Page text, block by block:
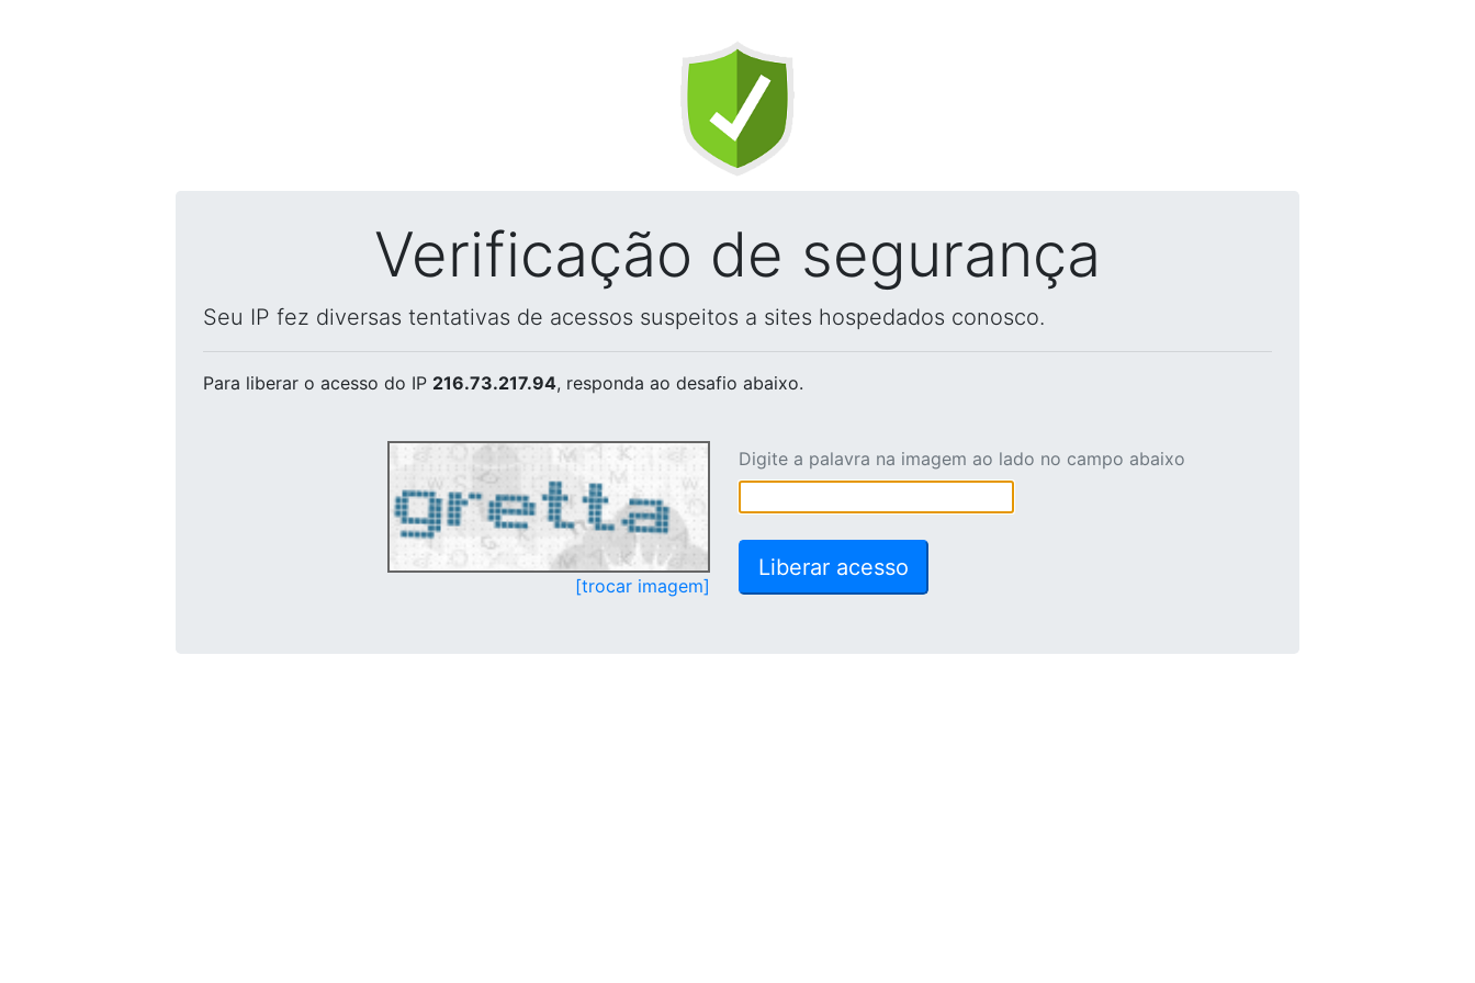
Verificação de segurança
Seu IP fez diversas tentativas de acessos suspeitos a sites hospedados conosco.
Para liberar o acesso do IP 216.73.217.94, responda ao desafio abaixo.
[trocar imagem]
Digite a palavra na imagem ao lado no campo abaixo